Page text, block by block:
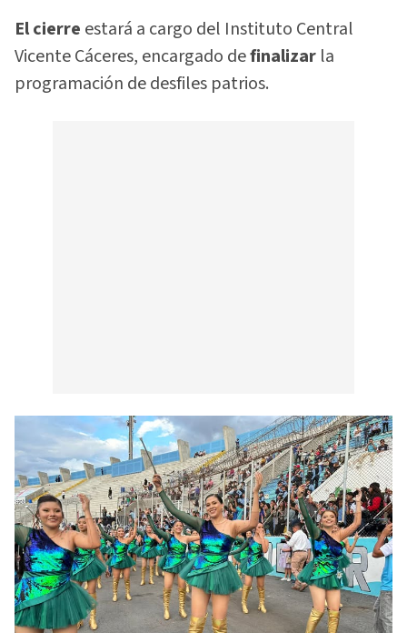
El cierre estará a cargo del Instituto Central
Vicente Cáceres, encargado definalizar la
programación de desfiles patrios.